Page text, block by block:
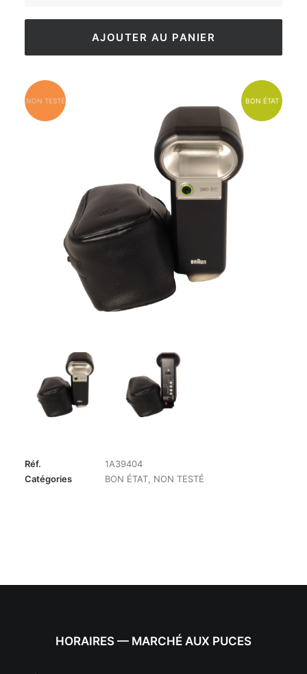
AJOUTER AU PANIER
NON TESTÉ BON ÉTAT
Réf.
1A39404
Catégories
BON ÉTAT NON TESTÉ
HORAIRES — MARCHÉ AUX PUCES